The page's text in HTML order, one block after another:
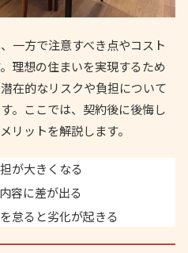
一方で注意すべき点やコスト
理想の住まいを実現するため
在的なリスクや負担について
。ここでは、契約後に後悔し
リットを解説します。
が大きくなる
容に差が出る
怠ると劣化が起きる